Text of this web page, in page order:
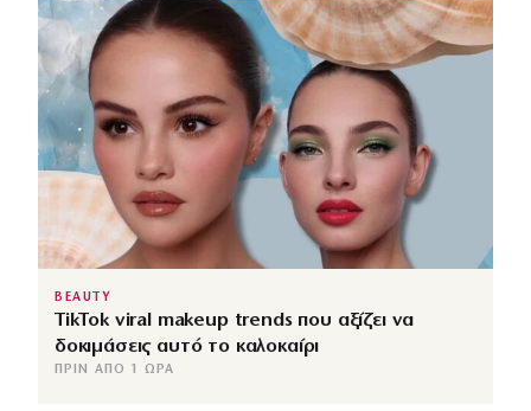
BEAUTY
TikTok viral makeup trends που αξίζει να
δοκιμάσεις αυτό το καλοκαίρι
ΠΡΙΝ ΑΠΌ 1 ΏΡΑ